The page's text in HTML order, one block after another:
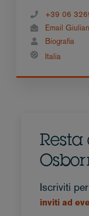
+39 06
Email
Biografia
Italia
Iscriviti
inviti ad